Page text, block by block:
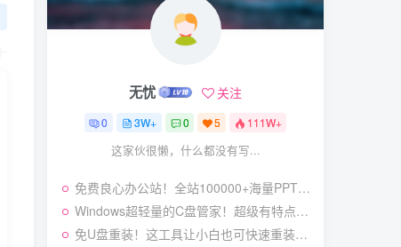
（19404期）2026闲鱼
电商高需求卖法，长期稳定
3 （19545期）AI短剧创
作：
ChatGPT+Seedance2.0教
程，从零制作恶毒女配短
全流程
12天前
4
7月最新抖音Ai美女涨粉
技术，3天万粉，小白也能
快速起号涨粉变现
26天前
无忧 关注
0 3W+ 0 5 111W+
这家伙很懒，什么都没有写...
免费良心办公站！全站100000+海量PPT素材免费下载，每日更新，分类清晰，免注册登录下载爱PPT网
Windows超轻量的C盘管家！超级有特点，支持磁盘分析及清理提醒，2M大小体积，完全免费C盘管家
免U盘重装！这工具让小白也可快速重装Windows，支持无人值守配置，数据无忧CmzPrep_Rev2